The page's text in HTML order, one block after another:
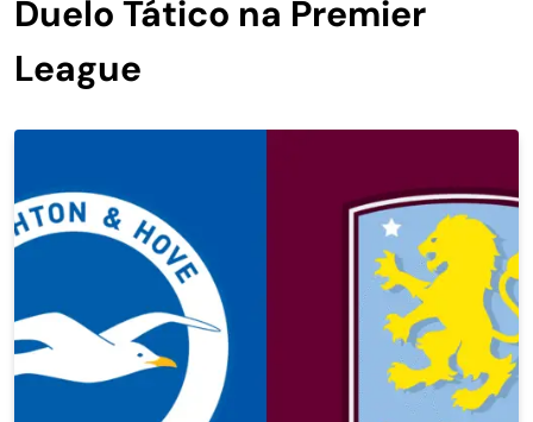
Duelo Tático na Premier
League